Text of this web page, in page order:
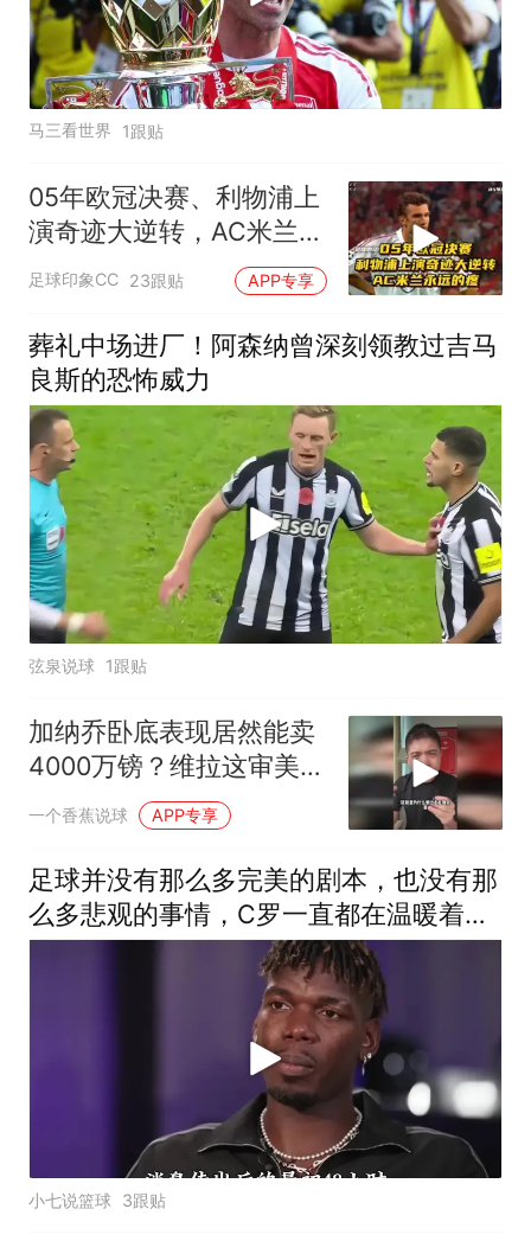
马三看世界 1跟贴
05年欧冠决赛、利物浦上
演奇迹大逆转，AC米兰永
远的疼！
足球印象CC 23跟贴 APP专享
葬礼中场进厂！阿森纳曾深刻领教过吉马
良斯的恐怖威力
弦泉说球 1跟贴
加纳乔卧底表现居然能卖
4000万镑？维拉这审美专
挑曼联毒瘤！
一个香蕉说球 APP专享
足球并没有那么多完美的剧本，也没有那
么多悲观的事情，C罗一直都在温暖着这
个足球世界
小七说篮球 3跟贴